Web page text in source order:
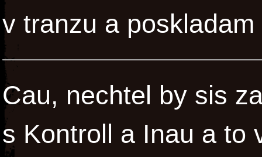
v tranzu a poskladam
Cau, nechtel by sis
s Kontroll a Inau a to